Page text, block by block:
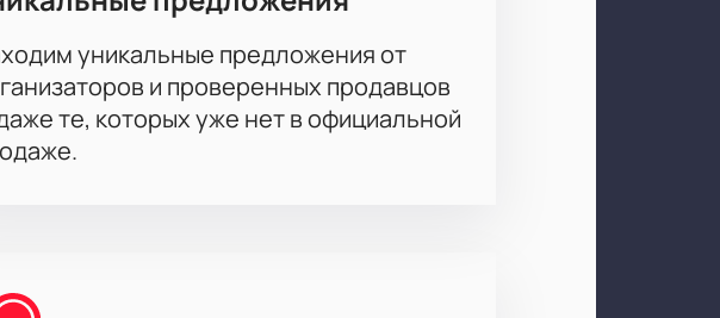
Александр Обласов, Илья Ильиных, Вячеслав
Александр Носик, Юрий Катаев, Иван
уникальные предложения от
и проверенных продавцов
те, которых уже нет в официальной